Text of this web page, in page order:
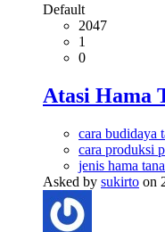
Default
2047
1
0
Atasi Hama
cara budidaya
cara produksi
jenis hama
Asked by sukirto on